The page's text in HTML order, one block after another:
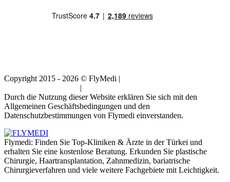
Copyright 2015 - 2026 © FlyMedi |
|
Durch die Nutzung dieser Website erklären Sie sich mit den
Allgemeinen Geschäftsbedingungen und den
Datenschutzbestimmungen von Flymedi einverstanden.
Flymedi: Finden Sie Top-Kliniken & Ärzte in der Türkei und
erhalten Sie eine kostenlose Beratung. Erkunden Sie plastische
Chirurgie, Haartransplantation, Zahnmedizin, bariatrische
Chirurgieverfahren und viele weitere Fachgebiete mit Leichtigkeit.